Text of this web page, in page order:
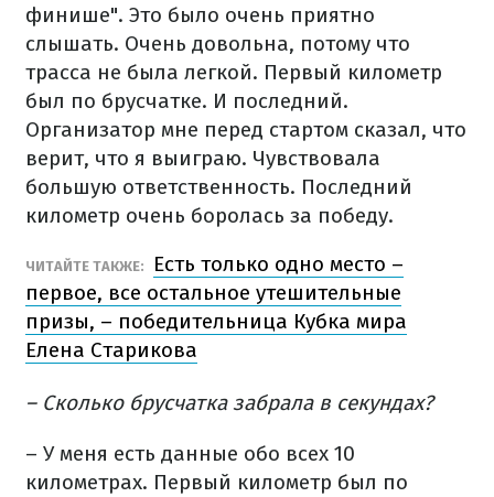
финише". Это было очень приятно
слышать. Очень довольна, потому что
трасса не была легкой. Первый километр
был по брусчатке. И последний.
Организатор мне перед стартом сказал, что
верит, что я выиграю. Чувствовала
большую ответственность. Последний
километр очень боролась за победу.
ЧИТАЙТЕ ТАКЖЕ:
Есть только одно место –
первое, все остальное утешительные
призы, – победительница Кубка мира
Елена Старикова
– Сколько брусчатка забрала в секундах?
– У меня есть данные обо всех 10
километрах. Первый километр был по